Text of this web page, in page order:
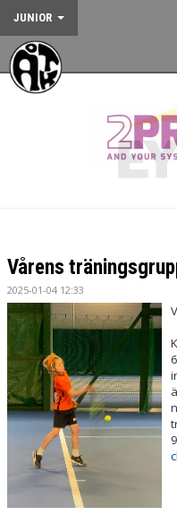
JUNIOR
HEM
VÅRA TÄVLINGAR
KONTAKT
Vårens
2025-01-04 12:33